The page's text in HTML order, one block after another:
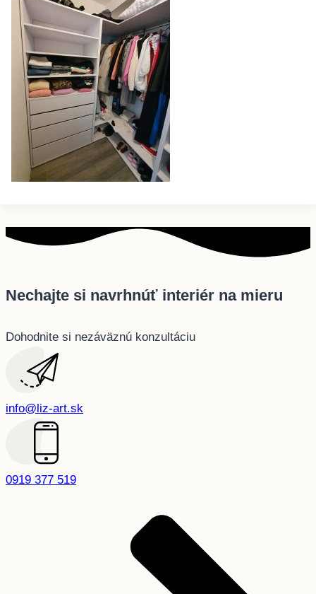
Nechajte si navrhnúť interiér na mieru
Dohodnite si nezáväznú konzultáciu
info@liz-art.sk
0919 377 519